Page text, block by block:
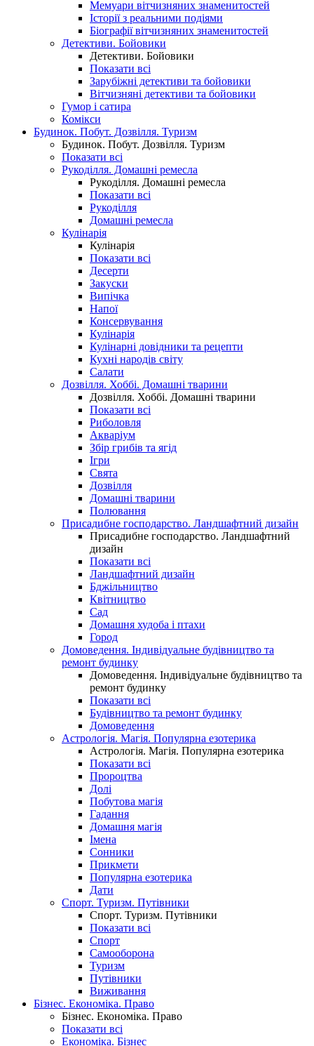
Мемуари вітчизняних знаменитостей
Історії з реальними подіями
Біографії вітчизняних знаменитостей
Детективи. Бойовики
Детективи. Бойовики
Показати всі
Зарубіжні детективи та бойовики
Вітчизняні детективи та бойовики
Гумор і сатира
Комікси
Будинок. Побут. Дозвілля. Туризм
Будинок. Побут. Дозвілля. Туризм
Показати всі
Рукоділля. Домашні ремесла
Рукоділля. Домашні ремесла
Показати всі
Рукоділля
Домашні ремесла
Кулінарія
Кулінарія
Показати всі
Десерти
Закуски
Випічка
Напої
Консервування
Кулінарія
Кулінарні довідники та рецепти
Кухні народів світу
Салати
Дозвілля. Хоббі. Домашні тварини
Дозвілля. Хоббі. Домашні тварини
Показати всі
Риболовля
Акваріум
Збір грибів та ягід
Ігри
Свята
Дозвілля
Домашні тварини
Полювання
Присадибне господарство. Ландшафтний дизайн
Присадибне господарство. Ландшафтний
дизайн
Показати всі
Ландшафтний дизайн
Бджільництво
Квітництво
Сад
Домашня худоба і птахи
Город
Домоведення. Індивідуальне будівництво та
ремонт будинку
Домоведення. Індивідуальне будівництво та
ремонт будинку
Показати всі
Будівництво та ремонт будинку
Домоведення
Астрологія. Магія. Популярна езотерика
Астрологія. Магія. Популярна езотерика
Показати всі
Пророцтва
Долі
Побутова магія
Гадання
Домашня магія
Імена
Сонники
Прикмети
Популярна езотерика
Дати
Спорт. Туризм. Путівники
Спорт. Туризм. Путівники
Показати всі
Спорт
Самооборона
Туризм
Путівники
Виживання
Бізнес. Економіка. Право
Бізнес. Економіка. Право
Показати всі
Економіка. Бізнес